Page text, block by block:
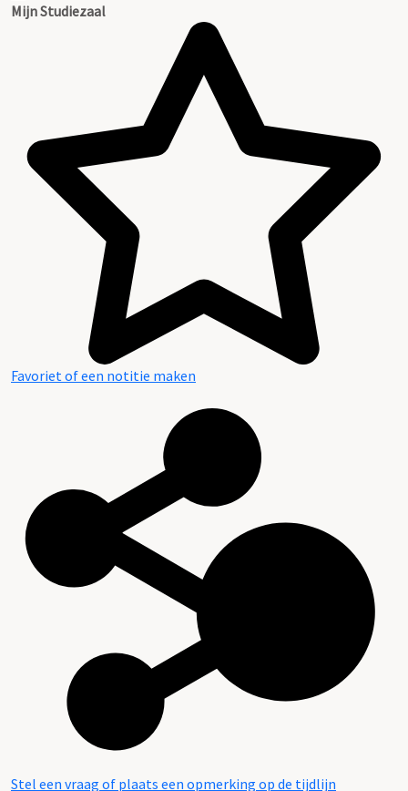
Mijn Studiezaal
Favoriet of een notitie maken
Stel een vraag of plaats een opmerking op de tijdlijn